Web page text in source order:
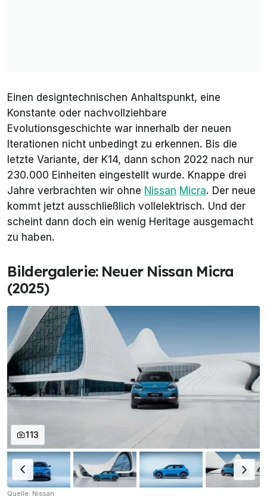
Einen designtechnischen Anhaltspunkt, eine
Konstante oder nachvollziehbare
Evolutionsgeschichte war innerhalb der neuen
Iterationen nicht unbedingt zu erkennen. Bis die
letzte Variante, der K14, dann schon 2022 nach nur
230.000 Einheiten eingestellt wurde. Knappe drei
Jahre verbrachten wir ohne Nissan Micra. Der neue
kommt jetzt ausschließlich vollelektrisch. Und der
scheint dann doch ein wenig Heritage ausgemacht
zu haben.
Bildergalerie: Neuer Nissan Micra
(2025)
113
Quelle: Nissan